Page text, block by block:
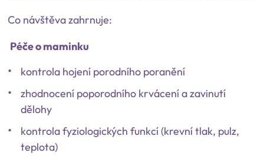
Co návštěva zahrnuje:
Péče o maminku
kontrola hojení porodního poranění
zhodnocení poporodního krvácení a zavinutí
dělohy
kontrola fyziologických funkcí (krevní tlak, pulz,
teplota)